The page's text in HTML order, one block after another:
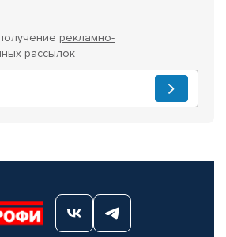
рекламно-
рассылок